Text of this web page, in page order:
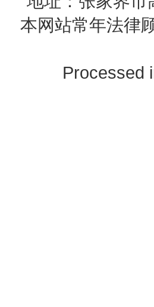
本网站常年法律
Processed